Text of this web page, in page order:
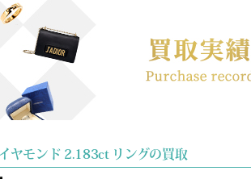
ヤモンド 2.183ct リングの買取